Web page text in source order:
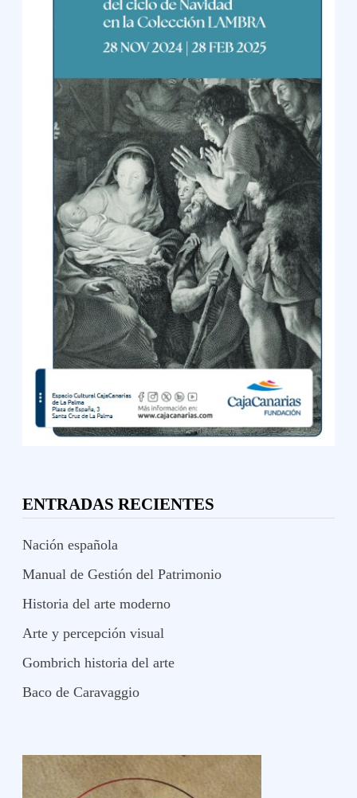
ENTRADAS RECIENTES
Nación española
Manual de Gestión del Patrimonio
Historia del arte moderno
Arte y percepción visual
Gombrich historia del arte
Baco de Caravaggio